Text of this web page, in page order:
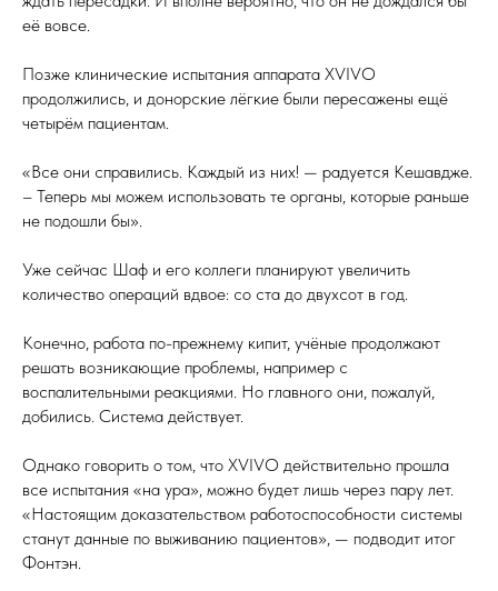
её вовсе.
Позже клинические испытания аппарата XVIVO
продолжились, и донорские лёгкие были пересажены ещё
четырём пациентам.
«Все они справились. Каждый из них! — радуется Кешавдже.
– Теперь мы можем использовать те органы, которые раньше
не подошли бы».
Уже сейчас Шаф и его коллеги планируют увеличить
количество операций вдвое: со ста до двухсот в год.
Конечно, работа по-прежнему кипит, учёные продолжают
решать возникающие проблемы, например с
воспалительными реакциями. Но главного они, пожалуй,
добились. Система действует.
Однако говорить о том, что XVIVO действительно прошла
все испытания «на ура», можно будет лишь через пару лет.
«Настоящим доказательством работоспособности системы
станут данные по выживанию пациентов», — подводит итог
Фонтэн.